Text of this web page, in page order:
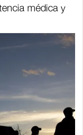
médica y